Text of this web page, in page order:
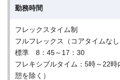
勤務時間
フレックスタイム制
フルフレックス（コアタイムなし
標準 8：45～17：30
フレキシブルタイム：5時～22
憩を除く）